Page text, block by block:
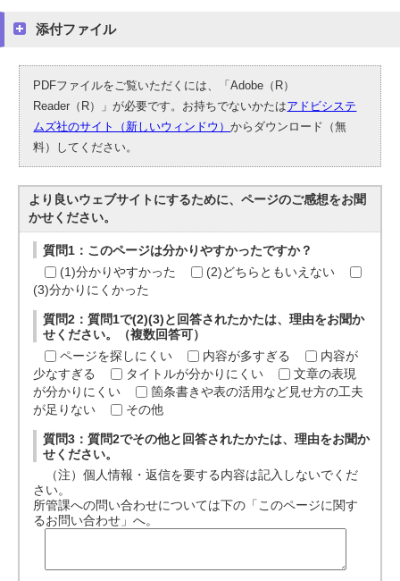
添付ファイル
PDFファイルをご覧いただくには、「Adobe（R）
Reader（R）」が必要です。お持ちでないかたはアドビシステ
ムズ社のサイト（新しいウィンドウ）からダウンロード（無
料）してください。
より良いウェブサイトにするために、ページのご感想をお聞
かせください。
質問1：このページは分かりやすかったですか？
(1)分かりやすかった
(2)どちらともいえない
(3)分かりにくかった
質問2：質問1で(2)(3)と回答されたかたは、理由をお聞か
せください。（複数回答可）
ページを探しにくい
内容が多すぎる
内容が
少なすぎる
タイトルが分かりにくい
文章の表現
が分かりにくい
箇条書きや表の活用など見せ方の工夫
が足りない
その他
質問3：質問2でその他と回答されたかたは、理由をお聞か
せください。
（注）個人情報・返信を要する内容は記入しないでくだ
さい。
所管課への問い合わせについては下の「このページに関す
るお問い合わせ」へ。